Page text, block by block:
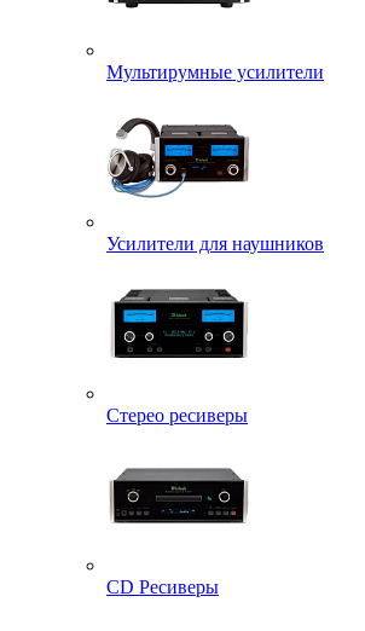
Мультирумные усилители
Усилители для наушников
Стерео ресиверы
CD Ресиверы